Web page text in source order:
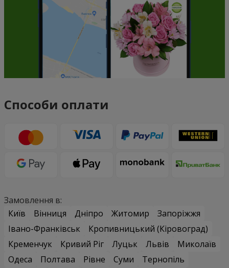
Способи оплати
Замовлення в:
Київ
Вінниця Дніпро Житомир
Запоріжжя
Івано-Франківськ
Кропивницький (Кіровоград)
Кременчук
Кривий Ріг Луцьк Львів
Миколаїв
Одеса
Полтава Рівне Суми
Тернопіль